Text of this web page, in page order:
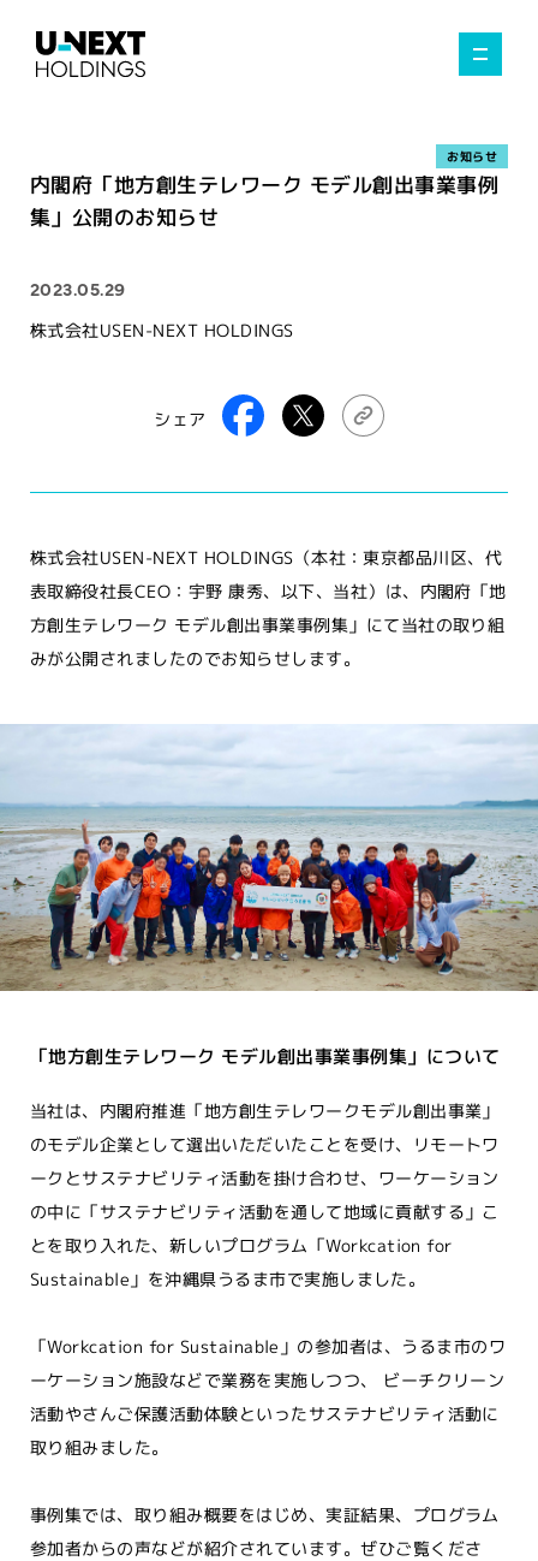
内閣府「地方創生テレワーク モデル創出事業事例
集」公開のお知らせ
お知らせ
2023.05.29
株式会社USEN-NEXT HOLDINGS
シェア
株式会社USEN-NEXT HOLDINGS（本社：東京都品川区、代
表取締役社長CEO：宇野 康秀、以下、当社）は、内閣府「地
方創生テレワーク モデル創出事業事例集」にて当社の取り組
みが公開されましたのでお知らせします。
「地方創生テレワーク モデル創出事業事例集」について
当社は、内閣府推進「地方創生テレワークモデル創出事業」
のモデル企業として選出いただいたことを受け、リモートワ
ークとサステナビリティ活動を掛け合わせ、ワーケーション
の中に「サステナビリティ活動を通して地域に貢献する」こ
とを取り入れた、新しいプログラム「Workcation for
Sustainable」を沖縄県うるま市で実施しました。
「Workcation for Sustainable」の参加者は、うるま市のワ
ーケーション施設などで業務を実施しつつ、 ビーチクリーン
活動やさんご保護活動体験といったサステナビリティ活動に
取り組みました。
事例集では、取り組み概要をはじめ、実証結果、プログラム
参加者からの声などが紹介されています。ぜひご覧くださ